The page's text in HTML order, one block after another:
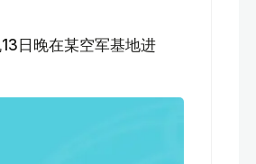
日晚在某空军基地进